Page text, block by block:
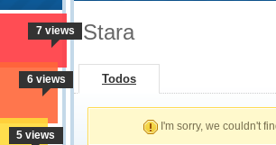
7 views
6 views
5 views
Stara
Todos
I'm sorry, we couldn't